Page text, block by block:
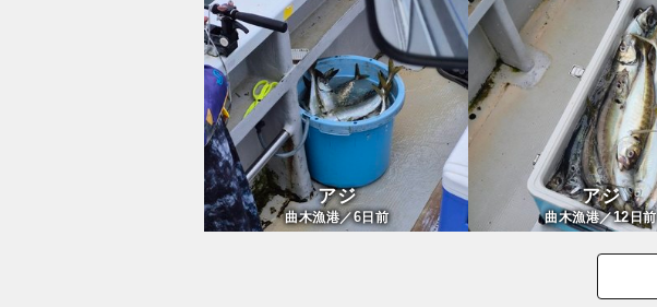
アジ
曲木漁港／6日前
アジ
曲木漁港／12日前